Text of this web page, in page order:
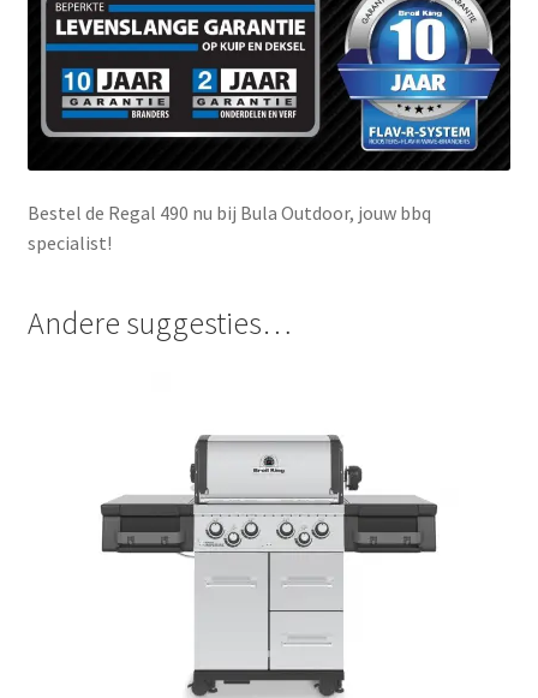
Bestel de Regal 490 nu bij Bula Outdoor, jouw bbq
specialist!
Andere suggesties…